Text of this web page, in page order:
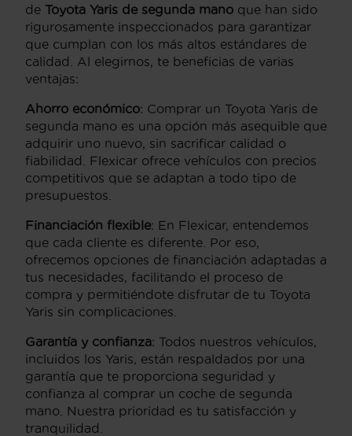
de Toyota Yaris de segunda mano que han sido
rigurosamente inspeccionados para garantizar
que cumplan con los más altos estándares de
calidad. Al elegirnos, te beneficias de varias
ventajas:
Ahorro económico: Comprar un Toyota Yaris de
segunda mano es una opción más asequible que
adquirir uno nuevo, sin sacrificar calidad o
fiabilidad. Flexicar ofrece vehículos con precios
competitivos que se adaptan a todo tipo de
presupuestos.
Financiación flexible: En Flexicar, entendemos
que cada cliente es diferente. Por eso,
ofrecemos opciones de financiación adaptadas a
tus necesidades, facilitando el proceso de
compra y permitiéndote disfrutar de tu Toyota
Yaris sin complicaciones.
Garantía y confianza: Todos nuestros vehículos,
incluidos los Yaris, están respaldados por una
garantía que te proporciona seguridad y
confianza al comprar un coche de segunda
mano. Nuestra prioridad es tu satisfacción y
tranquilidad.